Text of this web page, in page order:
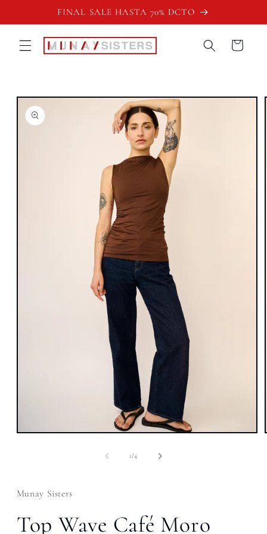
directamente
al contenido
FINAL SALE HASTA 70% DCTO
Carrito
directamente
información
del producto
Abrir
ventana
modal
1/de4
Munay Sisters
Top Wave Café Moro